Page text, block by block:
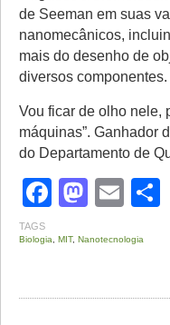
de Seeman em suas
nanomecânicos,
mais do desenho de
diversos componentes.
Vou ficar de olho nele,
máquinas”. Ganhador
do Departamento de
Facebook
TAGS
Biologia MIT, Nanotecnologia